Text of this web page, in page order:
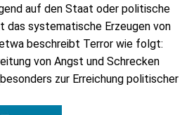
auf den Staat oder politische
das systematische Erzeugen von
beschreibt Terror wie folgt:
von Angst und Schrecken
zur Erreichung politischer